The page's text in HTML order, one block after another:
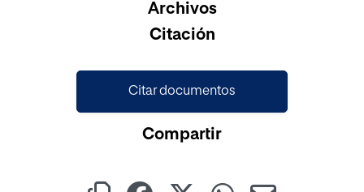
Archivos
Citación
Citar documentos
Compartir